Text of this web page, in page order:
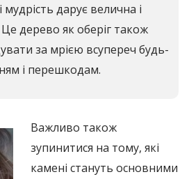
мудрість дарує велична і
дерево як оберіг також
за мрією всупереч будь-
і перешкодам.
Важливо також
зупинитися на тому, які
камені стануть основними